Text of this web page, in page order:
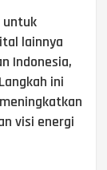
untuk
lainnya
Indonesia,
ini
visi energi